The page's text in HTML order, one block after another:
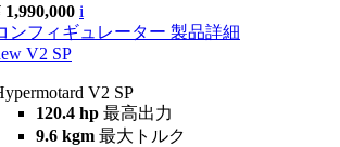
1,990,000 i
ンフィギュレーター 製品詳細
V2 SP
V2 SP
120.4 hp 最高出力
9.6 kgm 最大トルク